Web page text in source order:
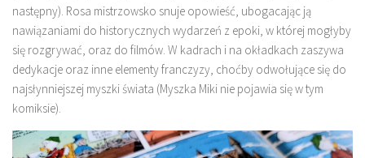
następny). Rosa mistrzowsko snuje opowieść, ubogacając ją
nawiązaniami do historycznych wydarzeń z epoki, w której mogłyby
się rozgrywać, oraz do filmów. W kadrach i na okładkach zaszywa
dedykacje oraz inne elementy franczyzy, choćby odwołujące się do
najsłynniejszej myszki świata (Myszka Miki nie pojawia się w tym
komiksie).